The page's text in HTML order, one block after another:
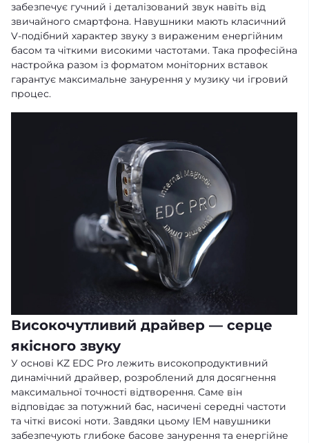
забезпечує гучний і деталізований звук навіть від
звичайного смартфона. Навушники мають класичний
V-подібний характер звуку з вираженим енергійним
басом та чіткими високими частотами. Така професійна
настройка разом із форматом моніторних вставок
гарантує максимальне занурення у музику чи ігровий
процес.
Високочутливий драйвер — серце
якісного звуку
У основі KZ EDC Pro лежить високопродуктивний
динамічний драйвер, розроблений для досягнення
максимальної точності відтворення. Саме він
відповідає за потужний бас, насичені середні частоти
та чіткі високі ноти. Завдяки цьому IEM навушники
забезпечують глибоке басове занурення та енергійне